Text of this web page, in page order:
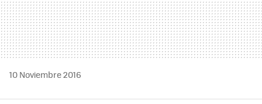
10 Noviembre 2016